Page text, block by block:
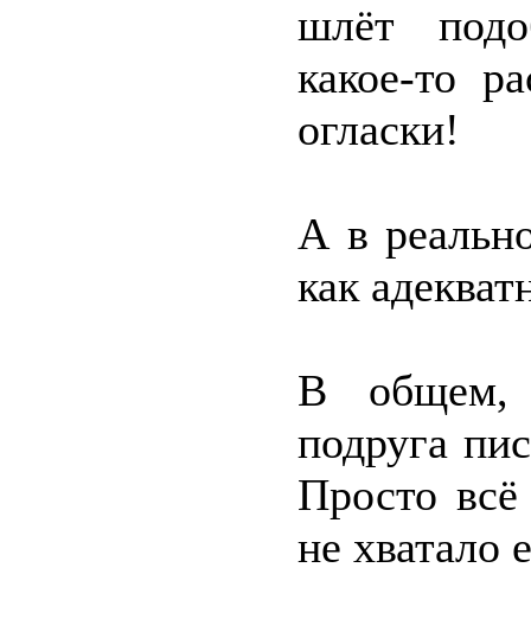
шлёт
какое-то
огласки!
А в
как
В общем,
подруга
Просто
не хватало